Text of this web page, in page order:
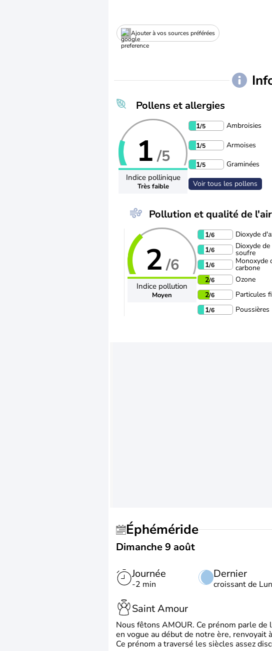
Ajouter à vos sources préférées
Pollens et allergies
1 /5
Indice pollinique
Très faible
1/5 Ambroisies
1/5 Armoises
1/5 Graminées
Voir tous les pollens
Pollution et qualité de l'air
2 /6
Indice pollution
Moyen
1/6
Dioxyde
1/6 Dioxyde de
soufre
1/6 Monoxyde
carbone
2/6
Ozone
2/6
Particules
1/6 Poussières
Éphéméride
Dimanche 9 août
Journée
-2 min
Dernier
croissant de
Saint Amour
Nous fêtons AMOUR. Ce prénom parle
en vogue au début de notre ère, renvoyait
Ce prénom a traversé les siècles assez